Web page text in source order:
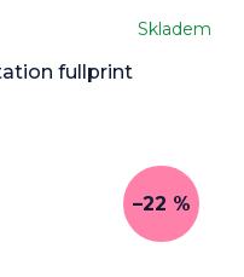
fullprint
Skladem
–22 %